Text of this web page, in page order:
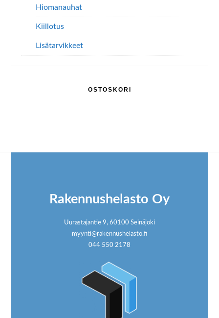
Hiomanauhat
Kiillotus
Lisätarvikkeet
OSTOSKORI
Rakennushelasto Oy
Uurastajantie 9, 60100 Seinäjoki
myynti@rakennushelasto.fi
044 550 2178